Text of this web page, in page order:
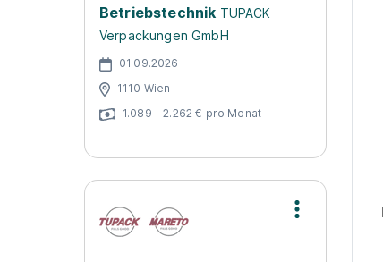
Betriebstechnik TUPACK
Verpackungen GmbH
01.09.2026
1110 Wien
1.089 - 2.262 € pro Monat